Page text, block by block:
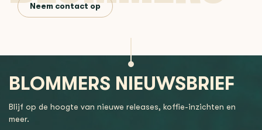
Neem contact op
BLOMMERS NIEUWSBRIEF
Blijf op de hoogte van nieuwe releases, koffie-inzichten en
meer.